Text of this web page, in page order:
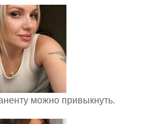
можно привыкнуть.